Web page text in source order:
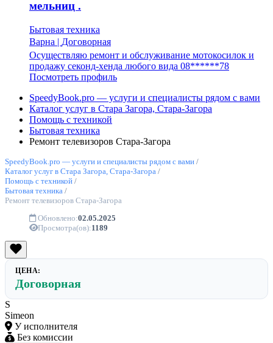
мельниц .
Бытовая техника
Варна | Договорная
Осуществляю ремонт и обслуживание мотокосилок и
продажу секонд-хенда любого вида 08******78
Посмотреть профиль
SpeedyBook.pro — услуги и специалисты рядом с вами
Каталог услуг в Стара Загора, Стара-Загора
Помощь с техникой
Бытовая техника
Ремонт телевизоров Стара-Загора
SpeedyBook.pro — услуги и специалисты рядом с вами /
Каталог услуг в Стара Загора, Стара-Загора /
Помощь с техникой /
Бытовая техника /
Ремонт телевизоров Стара-Загора
Обновлено:02.05.2025
Просмотра(ов):1189
ЦЕНА:
Договорная
S
Simeon
У исполнителя
Без комиссии